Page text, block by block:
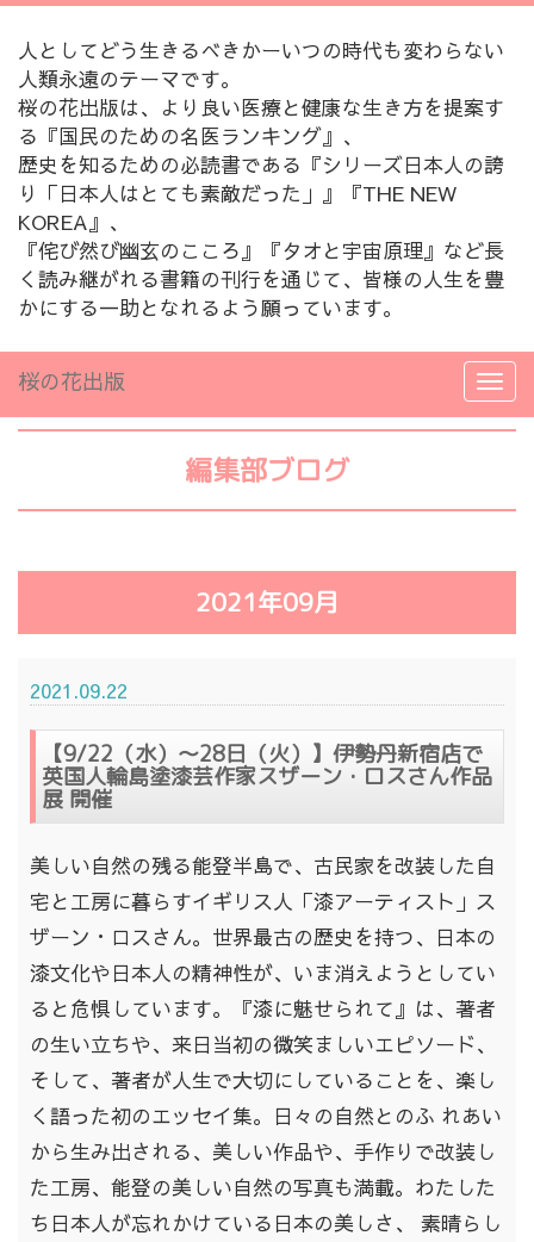
人としてどう生きるべきかーいつの時代も変わらない
人類永遠のテーマです。
桜の花出版は、より良い医療と健康な生き方を提案す
る『国民のための名医ランキング』、
歴史を知るための必読書である『シリーズ日本人の誇
り「日本人はとても素敵だった」』『THE NEW
KOREA』、
『侘び然び幽玄のこころ』『タオと宇宙原理』など長
く読み継がれる書籍の刊行を通じて、皆様の人生を豊
かにする一助となれるよう願っています。
桜の花出版
編集部ブログ
2021年09月
2021.09.22
【9/22（水）～28日（火）】伊勢丹新宿店で
英国人輪島塗漆芸作家スザーン・ロスさん作品
展 開催
美しい自然の残る能登半島で、古民家を改装した自
宅と工房に暮らすイギリス人「漆アーティスト」ス
ザーン・ロスさん。世界最古の歴史を持つ、日本の
漆文化や日本人の精神性が、いま消えようとしてい
ると危惧しています。『漆に魅せられて』は、著者
の生い立ちや、来日当初の微笑ましいエピソード、
そして、著者が人生で大切にしていることを、楽し
く語った初のエッセイ集。日々の自然とのふ れあい
から生み出される、美しい作品や、手作りで改装し
た工房、能登の美しい自然の写真も満載。わたした
ち日本人が忘れかけている日本の美しさ、 素晴らし